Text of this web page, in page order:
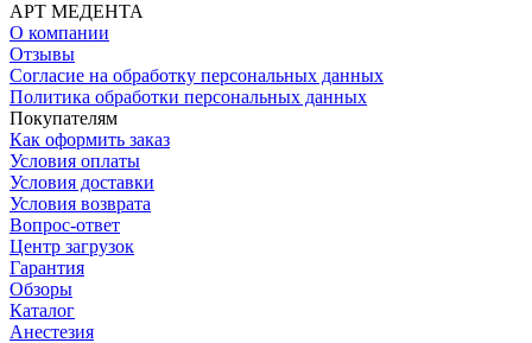
АРТ МЕДЕНТА
О компании
Отзывы
Согласие на обработку персональных данных
Политика обработки персональных данных
Покупателям
Как оформить заказ
Условия оплаты
Условия доставки
Условия возврата
Вопрос-ответ
Центр загрузок
Гарантия
Обзоры
Каталог
Анестезия